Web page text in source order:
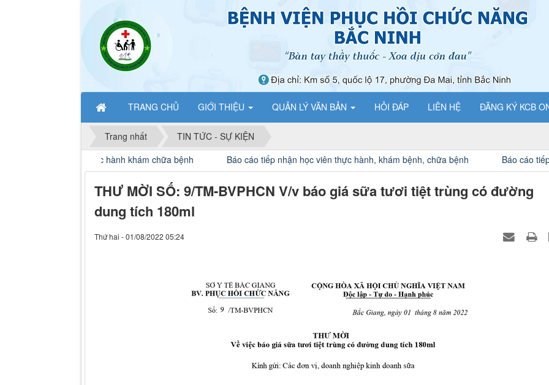
TRANG CHỦ GIỚI THIỆU QUẢN LÝ VĂN BẢN HỎI ĐÁP LIÊN HỆ ĐĂNG KÝ KCB
Trang nhất
TIN TỨC - SỰ KIỆN
người thực hành khám chữa bệnh
Báo cáo tiếp nhận học viên thực hành, khám bệnh, chữa bệnh Báo cáo tiếp nhận học
THƯ MỜI SỐ: 9/TM-BVPHCN V/v báo giá sữa tươi tiệt trùng có đường
dung tích 180ml
Thứ hai - 01/08/2022 05:24